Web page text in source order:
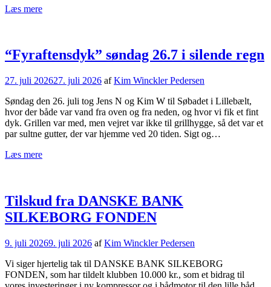
Læs mere
“Fyraftensdyk” søndag 26.7 i silende regn
27. juli 202627. juli 2026 afKim Winckler Pedersen
Søndag den 26. juli tog Jens N og Kim W til Søbadet i Lillebælt,
hvor der både var vand fra oven og fra neden, og hvor vi fik et fint
dyk. Grillen var med, men vejret var ikke til grillhygge, så det var et
par sultne gutter, der var hjemme ved 20 tiden. Sigt og…
Læs mere
Tilskud fra DANSKE BANK
SILKEBORG FONDEN
9. juli 20269. juli 2026 afKim Winckler Pedersen
Vi siger hjertelig tak til DANSKE BANK SILKEBORG
FONDEN, som har tildelt klubben 10.000 kr., som et bidrag til